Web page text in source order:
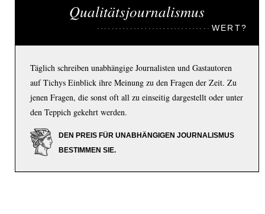
Qualitätsjournalismus
WERT?
Täglich schreiben unabhängige Journalisten und Gastautoren
auf Tichys Einblick ihre Meinung zu den Fragen der Zeit. Zu
jenen Fragen, die sonst oft all zu einseitig dargestellt oder unter
den Teppich gekehrt werden.
DEN PREIS FÜR UNABHÄNGIGEN JOURNALISMUS
BESTIMMEN SIE.